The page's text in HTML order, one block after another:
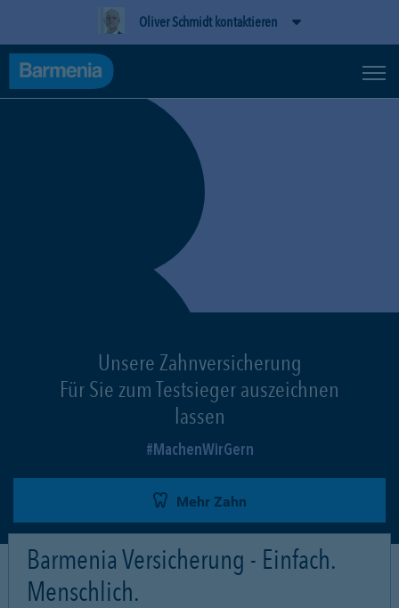
Oliver Schmidt kontaktieren
Unsere Zahnversicherung
Für Sie zum Testsieger auszeichnen
lassen
MachenWirGern
Mehr Zahn
Barmenia Versicherung - Einfach.
Menschlich.